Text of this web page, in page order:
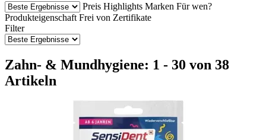
Preis Highlights Marken Für wen?
Produkteigenschaft Frei von Zertifikate
Filter
Zahn- & Mundhygiene: 1 - 30 von 38
Artikeln